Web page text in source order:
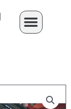
Menu